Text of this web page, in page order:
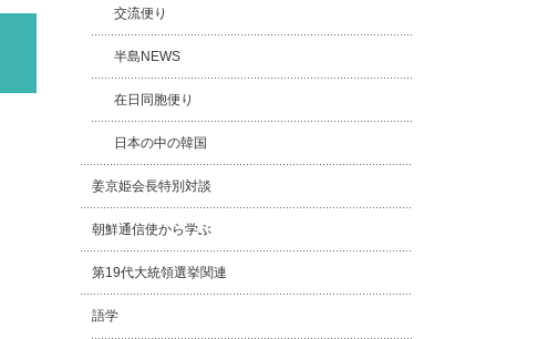
交流便り
半島NEWS
在日同胞便り
日本の中の韓国
姜京姫会長特別対談
朝鮮通信使から学ぶ
第19代大統領選挙関連
語学